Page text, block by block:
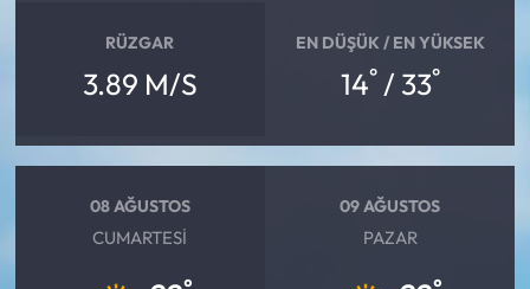
RÜZGAR
3.89 M/S
EN DÜŞÜK / EN YÜKSEK
14°/ 33°
08 AĞUSTOS
CUMARTESI
09 AĞUSTOS
PAZAR